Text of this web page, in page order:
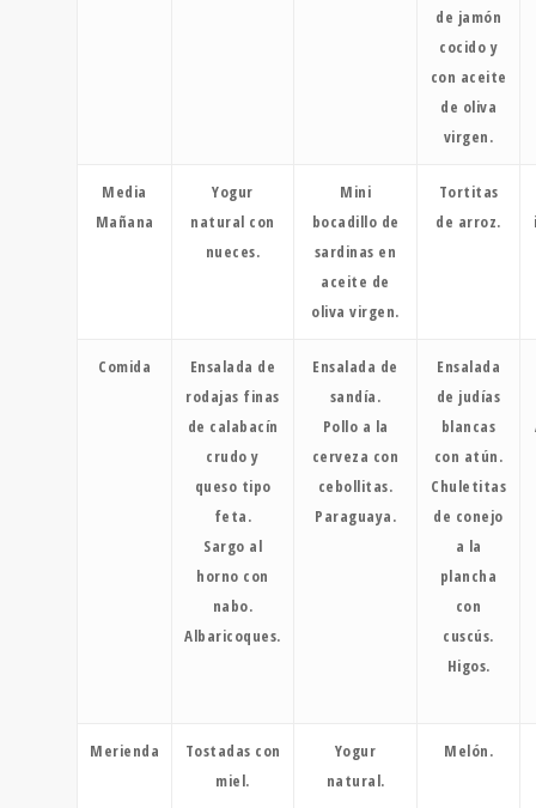
de jamón
cocido y
con aceite
de oliva
virgen.
Media
Mañana
Yogur
natural con
nueces.
Mini
bocadillo de
sardinas en
aceite de
oliva virgen.
Tortitas
de arroz.
Comida
Ensalada de
rodajas finas
de calabacín
crudo y
queso tipo
feta.
Sargo al
horno con
nabo.
Albaricoques.
Ensalada de
sandía.
Pollo a la
cerveza con
cebollitas.
Paraguaya.
Ensalada
de judías
blancas
con atún.
Chuletitas
de conejo
a la
plancha
con
cuscús.
Higos.
Merienda
Tostadas con
miel.
Yogur
natural.
Melón.